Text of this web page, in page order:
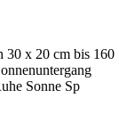
30 x 20 cm bis 160
Sonne Sp